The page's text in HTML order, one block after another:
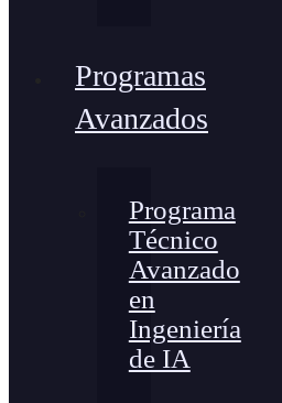
Programas
Avanzados
Programa
Técnico
Avanzado
en
Ingeniería
de IA